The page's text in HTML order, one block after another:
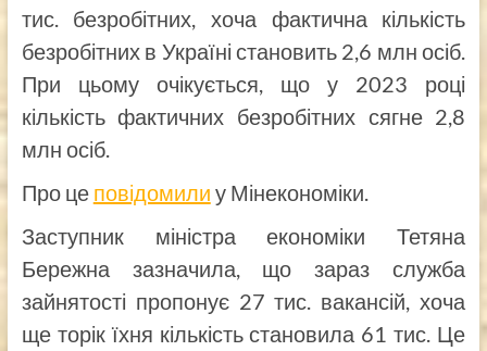
тис. безробітних, хоча фактична кількість
безробітних в Україні становить 2,6 млн осіб.
При цьому очікується, що у 2023 році
кількість фактичних безробітних сягне 2,8
млн осіб.
Про це повідомили у Мінекономіки.
Заступник міністра економіки Тетяна
Бережна зазначила, що зараз служба
зайнятості пропонує 27 тис. вакансій, хоча
ще торік їхня кількість становила 61 тис. Це